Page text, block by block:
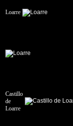
Loarre
Castillo
de
Loarre